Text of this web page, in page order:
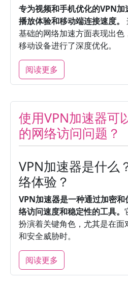
专为视频和手机优化的VPN
播放体验和移动端连接速度。
基础的网络加速方面表现出色
移动设备进行了深度优化。
阅读更多
使用VPN加速器可
的网络访问问题？
VPN加速器是什么
络体验？
VPN加速器是一种通过加密
络访问速度和稳定性的工具。
扮演着关键角色，尤其是在面
和安全威胁时。
阅读更多